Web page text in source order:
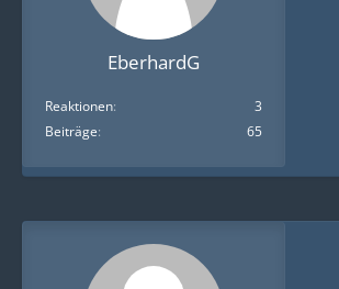
EberhardG
Reaktionen
3
Beiträge
65